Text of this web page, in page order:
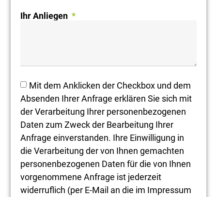
Ihr Anliegen
Mit dem Anklicken der Checkbox und dem
Absenden Ihrer Anfrage erklären Sie sich mit
der Verarbeitung Ihrer personenbezogenen
Daten zum Zweck der Bearbeitung Ihrer
Anfrage einverstanden. Ihre Einwilligung in
die Verarbeitung der von Ihnen gemachten
personenbezogenen Daten für die von Ihnen
vorgenommene Anfrage ist jederzeit
widerruflich (per E-Mail an die im Impressum